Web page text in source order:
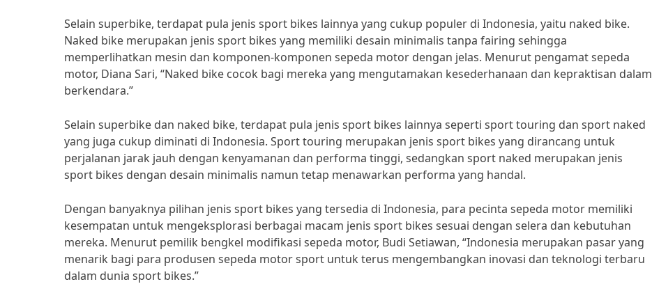
Selain superbike, terdapat pula jenis sport bikes lainnya yang cukup populer di Indonesia, yaitu naked bike.
Naked bike merupakan jenis sport bikes yang memiliki desain minimalis tanpa fairing sehingga
memperlihatkan mesin dan komponen-komponen sepeda motor dengan jelas. Menurut pengamat sepeda
motor, Diana Sari, “Naked bike cocok bagi mereka yang mengutamakan kesederhanaan dan kepraktisan dalam
berkendara.”
Selain superbike dan naked bike, terdapat pula jenis sport bikes lainnya seperti sport touring dan sport naked
yang juga cukup diminati di Indonesia. Sport touring merupakan jenis sport bikes yang dirancang untuk
perjalanan jarak jauh dengan kenyamanan dan performa tinggi, sedangkan sport naked merupakan jenis
sport bikes dengan desain minimalis namun tetap menawarkan performa yang handal.
Dengan banyaknya pilihan jenis sport bikes yang tersedia di Indonesia, para pecinta sepeda motor memiliki
kesempatan untuk mengeksplorasi berbagai macam jenis sport bikes sesuai dengan selera dan kebutuhan
mereka. Menurut pemilik bengkel modifikasi sepeda motor, Budi Setiawan, “Indonesia merupakan pasar yang
menarik bagi para produsen sepeda motor sport untuk terus mengembangkan inovasi dan teknologi terbaru
dalam dunia sport bikes.”